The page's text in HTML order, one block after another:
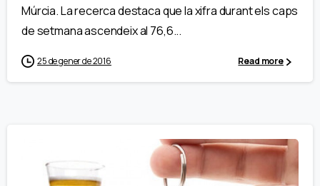
Múrcia. La recerca destaca que la xifra durant els caps
de setmana ascendeix al 76,6...
25 de gener de 2016 Read more